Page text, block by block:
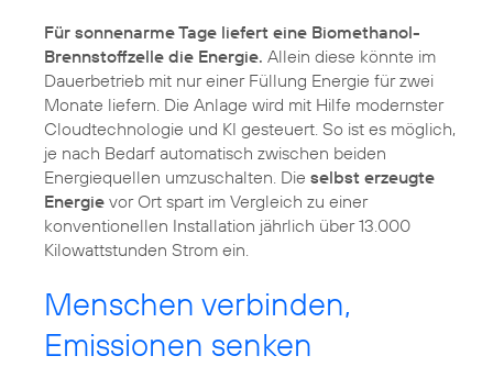
Für sonnenarme Tage liefert eine Biomethanol-
Brennstoffzelle die Energie. Allein diese könnte im
Dauerbetrieb mit nur einer Füllung Energie für zwei
Monate liefern. Die Anlage wird mit Hilfe modernster
Cloudtechnologie und KI gesteuert. So ist es möglich,
je nach Bedarf automatisch zwischen beiden
Energiequellen umzuschalten. Die selbst erzeugte
Energie vor Ort spart im Vergleich zu einer
konventionellen Installation jährlich über 13.000
Kilowattstunden Strom ein.
Menschen verbinden,
Emissionen senken